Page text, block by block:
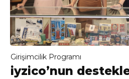
Girişimcilik Programı
iyzico’nun